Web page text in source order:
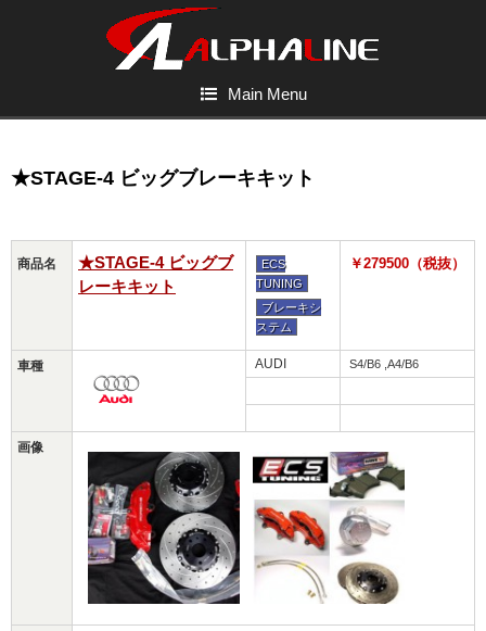
Main Menu
★STAGE-4 ビッグブレーキキット
商品名
★STAGE-4 ビッグブ
レーキキット
ECS
TUNING
ブレーキシ
ステム
￥279500（税抜）
車種 AUDI S4/B6 ,A4/B6
画像